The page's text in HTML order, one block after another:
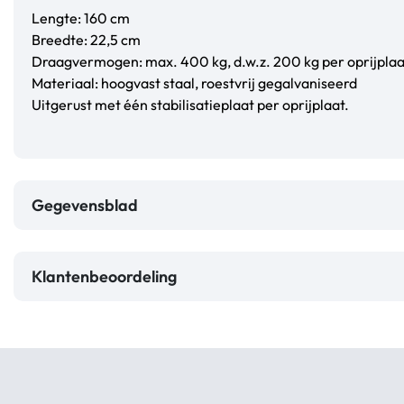
Lengte: 160 cm
Breedte: 22,5 cm
Draagvermogen: max. 400 kg, d.w.z. 200 kg per
Materiaal: hoogvast staal, roestvrij gegalvaniseerd
Uitgerust met één stabilisatieplaat per oprijplaat.
Gegevensblad
Klantenbeoordeling